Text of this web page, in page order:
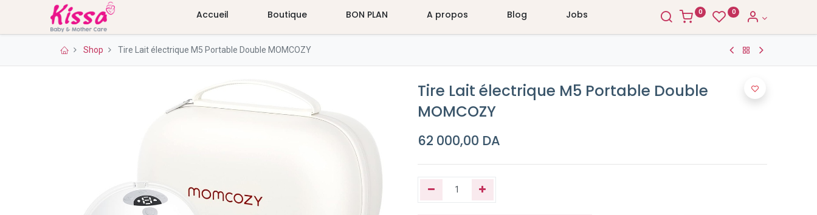
Accueil Boutique BON PLAN A propos Blog Jobs 0 0
Shop Tire Lait électrique M5 Portable Double MOMCOZY
Tire Lait électrique M5 Portable Double
MOMCOZY
62 000,00 DA